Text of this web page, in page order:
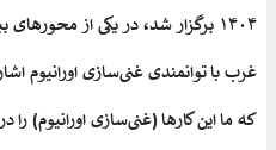
۱۴۰۴ برگزار شد، در یکی از
غرب با توانمندی غنی‌سازی اورانیوم
که ما این کارها (غنی‌سازی اورانیوم)